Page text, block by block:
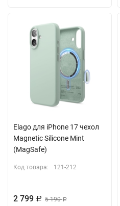
Elago для iPhone 17 чехол
Magnetic Silicone Mint
(MagSafe)
Код товара: 121-212
2 799 Р 5 190Р